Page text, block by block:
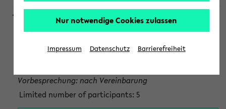
Projektmodul "Bakterielle Biotechnologie"
Persönliche Anmeldung beim Veranstalter ist unbedingt
Vorbesprechung: nach Vereinbarung
Limited number of participants: 5
Nur notwendige Cookies zulassen
Impressum Datenschutz Barrierefreiheit